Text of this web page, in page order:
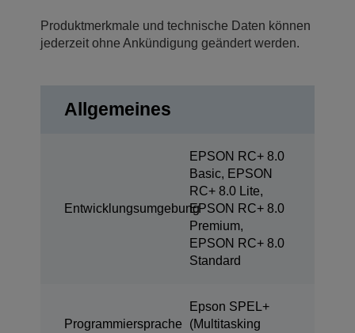
Produktmerkmale und technische Daten können
jederzeit ohne Ankündigung geändert werden.
Allgemeines
Entwicklungsumgebung
EPSON RC+ 8.0
Basic, EPSON
RC+ 8.0 Lite,
EPSON RC+ 8.0
Premium,
EPSON RC+ 8.0
Standard
Programmiersprache
Epson SPEL+
(Multitasking